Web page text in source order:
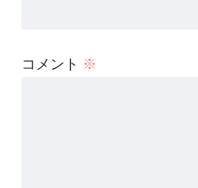
コメント ※